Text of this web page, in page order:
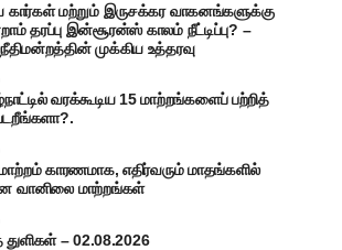
கார்கள் மற்றும் இருசக்கர வாகனங்களுக்கு
தரப்பு இன்சூரன்ஸ் காலம் நீட்டிப்பு? –
முக்கிய உத்தரவு
வரக்கூடிய 15 மாற்றங்களைப் பற்றித்
காரணமாக, எதிர்வரும் மாதங்களில்
வானிலை மாற்றங்கள்
– 02.08.2026